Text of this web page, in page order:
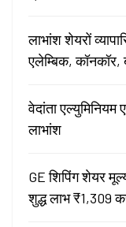
लाभांश शेयरों
एलेम्बिक,
वेदांता
लाभांश
GE शिपिंग शेयर
शुद्ध लाभ ₹1,309